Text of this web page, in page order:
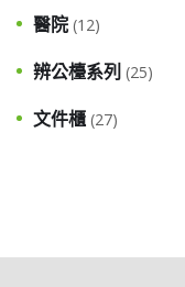
醫院 (12)
辨公檯系列 (25)
文件櫃 (27)